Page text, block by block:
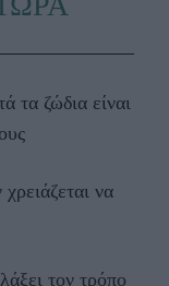
τα ζώδια είναι
να
τον τρόπο